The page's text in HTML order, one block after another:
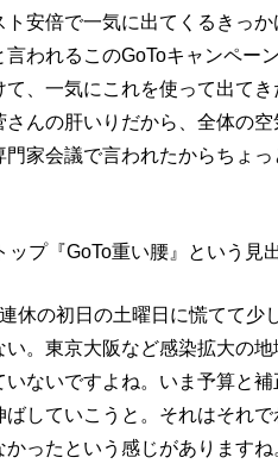
安倍で一気に出てくるきっ
われるこのGoToキャンペー
て、一気にこれを使って出て
んの肝いりだから、全体の
家会議で言われたからちょ
プ『GoTo重い腰』という見
休の初日の土曜日に慌てて少
。東京大阪など感染拡大の
ないですよね。いま予算と
していこうと。それはそれ
ったという感じがありますね